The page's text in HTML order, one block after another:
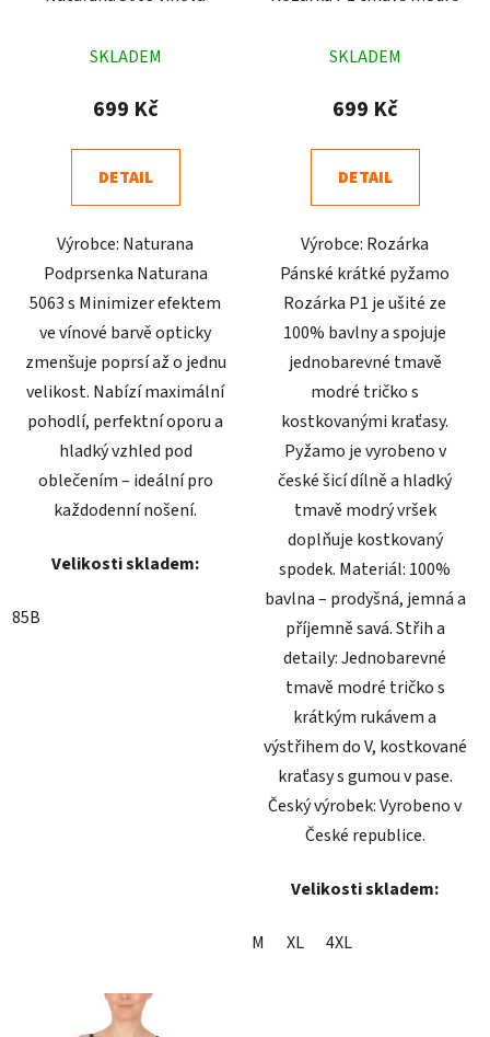
hodnocení
produktu
5,0
z
hvězdiček.
SKLADEM
699 Kč
DETAIL
Výrobce: Naturana
Podprsenka Naturana
5063 s Minimizer efektem
ve vínové barvě opticky
zmenšuje poprsí až o jednu
velikost. Nabízí maximální
pohodlí, perfektní oporu a
hladký vzhled pod
oblečením – ideální pro
každodenní nošení.
Velikosti skladem:
85B
hodnocení
produktu
4,9
z
hvězdiček.
SKLADEM
699 Kč
DETAIL
Výrobce: Rozárka
Pánské krátké pyžamo
Rozárka P1 je ušité ze
100% bavlny a spojuje
jednobarevné tmavě
modré tričko s
kostkovanými kraťasy.
Pyžamo je vyrobeno v
české šicí dílně a hladký
tmavě modrý vršek
doplňuje kostkovaný
spodek. Materiál: 100%
bavlna – prodyšná, jemná a
příjemně savá. Střih a
detaily: Jednobarevné
tmavě modré tričko s
krátkým rukávem a
výstřihem do V, kostkované
kraťasy s gumou v pase.
Český výrobek: Vyrobeno v
České republice.
Velikosti skladem:
M XL 4XL